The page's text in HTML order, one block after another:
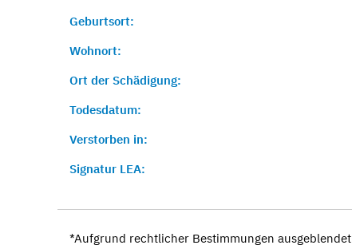
Geburtsort:
Wohnort:
Ort der Schädigung:
Todesdatum:
Verstorben in:
Signatur LEA:
*Aufgrund rechtlicher Bestimmungen ausgeblendet